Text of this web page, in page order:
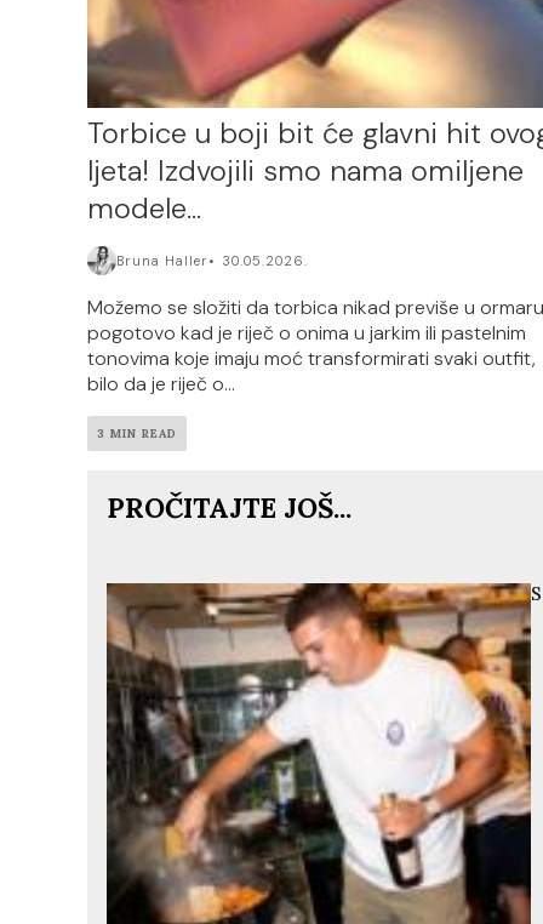
Torbice u boji bit će glavni hit
ljeta! Izdvojili smo nama omiljene
modele…
Bruna Haller 30.05.2026.
Možemo se složiti da torbica nikad previše u
pogotovo kad je riječ o onima u jarkim ili pastelnim
tonovima koje imaju moć transformirati svaki outfit,
bilo da je riječ o...
3 MIN READ
PROČITAJTE JOŠ...